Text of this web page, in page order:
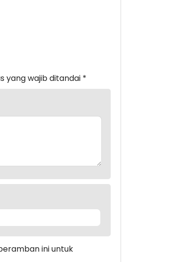
yang wajib ditandai *
ini untuk